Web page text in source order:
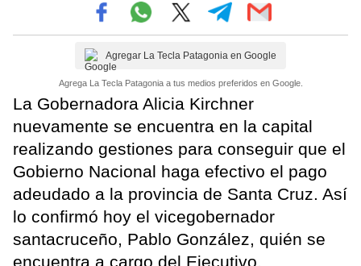
Agregar La Tecla Patagonia en Google
Agrega La Tecla Patagonia a tus medios preferidos en Google.
La Gobernadora Alicia Kirchner
nuevamente se encuentra en la capital
realizando gestiones para conseguir que el
Gobierno Nacional haga efectivo el pago
adeudado a la provincia de Santa Cruz. Así
lo confirmó hoy el vicegobernador
santacruceño, Pablo González, quién se
encuentra a cargo del Ejecutivo.